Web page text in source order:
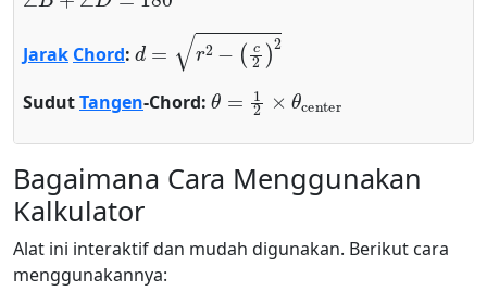
Jarak Chord:
d −(c2)2
SudutTangen-Chord:
θ 2 center
Bagaimana Cara Menggunakan
Kalkulator
Alat ini interaktif dan mudah digunakan. Berikut cara
menggunakannya: